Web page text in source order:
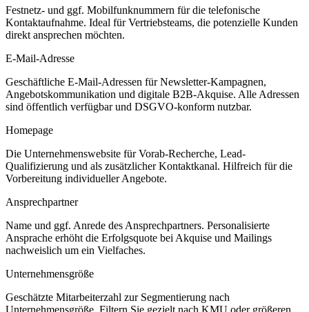
Festnetz- und ggf. Mobilfunknummern für die telefonische
Kontaktaufnahme. Ideal für Vertriebsteams, die potenzielle Kunden
direkt ansprechen möchten.
E-Mail-Adresse
Geschäftliche E-Mail-Adressen für Newsletter-Kampagnen,
Angebotskommunikation und digitale B2B-Akquise. Alle Adressen
sind öffentlich verfügbar und DSGVO-konform nutzbar.
Homepage
Die Unternehmenswebsite für Vorab-Recherche, Lead-
Qualifizierung und als zusätzlicher Kontaktkanal. Hilfreich für die
Vorbereitung individueller Angebote.
Ansprechpartner
Name und ggf. Anrede des Ansprechpartners. Personalisierte
Ansprache erhöht die Erfolgsquote bei Akquise und Mailings
nachweislich um ein Vielfaches.
Unternehmensgröße
Geschätzte Mitarbeiterzahl zur Segmentierung nach
Unternehmensgröße. Filtern Sie gezielt nach KMU oder größeren